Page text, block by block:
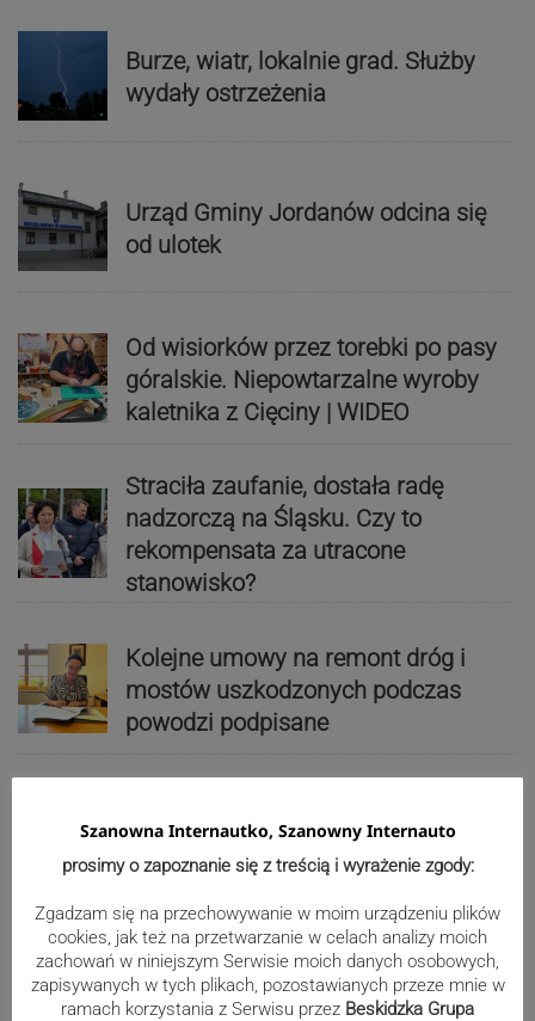
Burze, wiatr, lokalnie grad. Służby
wydały ostrzeżenia
Urząd Gminy Jordanów odcina się
od ulotek
Od wisiorków przez torebki po pasy
góralskie. Niepowtarzalne wyroby
kaletnika z Cięciny | WIDEO
Straciła zaufanie, dostała radę
nadzorczą na Śląsku. Czy to
rekompensata za utracone
stanowisko?
Kolejne umowy na remont dróg i
mostów uszkodzonych podczas
powodzi podpisane
Szanowna Internautko, Szanowny Internauto
prosimy o zapoznanie się z treścią i wyrażenie zgody:
Zgadzam się na przechowywanie w moim urządzeniu plików
cookies, jak też na przetwarzanie w celach analizy moich
zachowań w niniejszym Serwisie moich danych osobowych,
zapisywanych w tych plikach, pozostawianych przeze mnie w
ramach korzystania z Serwisu przez Beskidzka Grupa